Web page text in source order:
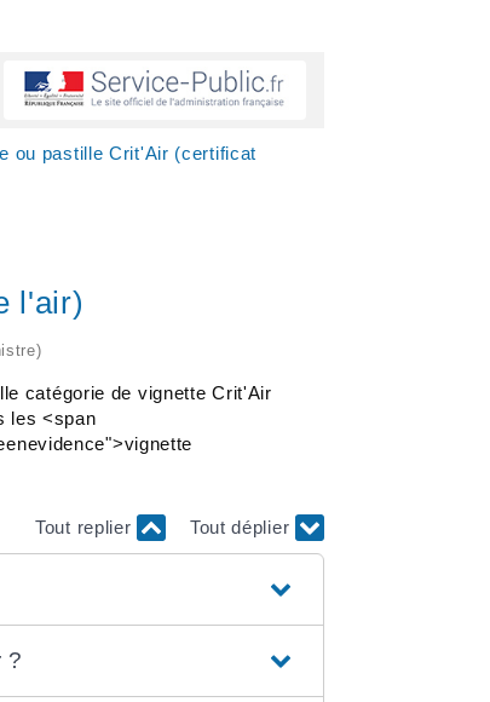
ou pastille Crit'Air (certificat
l'air)
catégorie de vignette Crit'Air
les <span
Tout replier Tout déplier
?